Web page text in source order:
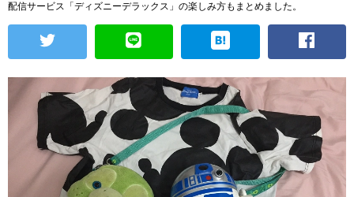
配信サービス「ディズニーデラックス」の楽しみ方もまとめました。